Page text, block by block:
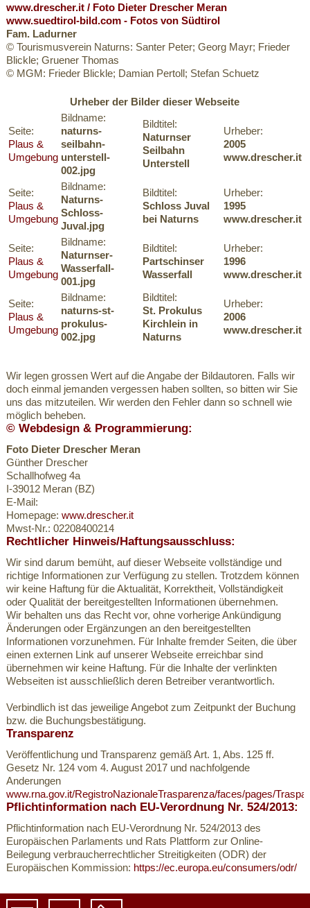
www.drescher.it / Foto Dieter Drescher Meran
www.suedtirol-bild.com - Fotos von Südtirol
Fam. Ladurner
© Tourismusverein Naturns: Santer Peter; Georg Mayr; Frieder
Blickle; Gruener Thomas
© MGM: Frieder Blickle; Damian Pertoll; Stefan Schuetz
Urheber der Bilder dieser Webseite
Seite:
Plaus &
Umgebung
Bildname:
naturns-
seilbahn-
unterstell-
002.jpg
Bildtitel:
Naturnser
Seilbahn
Unterstell
Urheber:
2005
www.drescher.it
Seite:
Plaus &
Umgebung
Bildname:
Naturns-
Schloss-
Juval.jpg
Bildtitel:
Schloss Juval
bei Naturns
Urheber:
1995
www.drescher.it
Seite:
Plaus &
Umgebung
Bildname:
Naturnser-
Wasserfall-
001.jpg
Bildtitel:
Partschinser
Wasserfall
Urheber:
1996
www.drescher.it
Seite:
Plaus &
Umgebung
Bildname:
naturns-st-
prokulus-
002.jpg
Bildtitel:
St. Prokulus
Kirchlein in
Naturns
Urheber:
2006
www.drescher.it
Wir legen grossen Wert auf die Angabe der Bildautoren. Falls wir
doch einmal jemanden vergessen haben sollten, so bitten wir Sie
uns das mitzuteilen. Wir werden den Fehler dann so schnell wie
möglich beheben.
© Webdesign & Programmierung:
Foto Dieter Drescher Meran
Günther Drescher
Schallhofweg 4a
I-39012 Meran (BZ)
E-Mail:
Homepage: www.drescher.it
Mwst-Nr.: 02208400214
Rechtlicher Hinweis/Haftungsausschluss:
Wir sind darum bemüht, auf dieser Webseite vollständige und
richtige Informationen zur Verfügung zu stellen. Trotzdem können
wir keine Haftung für die Aktualität, Korrektheit, Vollständigkeit
oder Qualität der bereitgestellten Informationen übernehmen.
Wir behalten uns das Recht vor, ohne vorherige Ankündigung
Änderungen oder Ergänzungen an den bereitgestellten
Informationen vorzunehmen. Für Inhalte fremder Seiten, die über
einen externen Link auf unserer Webseite erreichbar sind
übernehmen wir keine Haftung. Für die Inhalte der verlinkten
Webseiten ist ausschließlich deren Betreiber verantwortlich.
Verbindlich ist das jeweilige Angebot zum Zeitpunkt der Buchung
bzw. die Buchungsbestätigung.
Transparenz
Veröffentlichung und Transparenz gemäß Art. 1, Abs. 125 ff.
Gesetz Nr. 124 vom 4. August 2017 und nachfolgende
Anderungen
www.rna.gov.it/RegistroNazionaleTrasparenza/faces/pages/
Pflichtinformation nach EU-Verordnung Nr. 524/2013:
Pflichtinformation nach EU-Verordnung Nr. 524/2013 des
Europäischen Parlaments und Rats Plattform zur Online-
Beilegung verbraucherrechtlicher Streitigkeiten (ODR) der
Europäischen Kommission: https://ec.europa.eu/consumers/odr/